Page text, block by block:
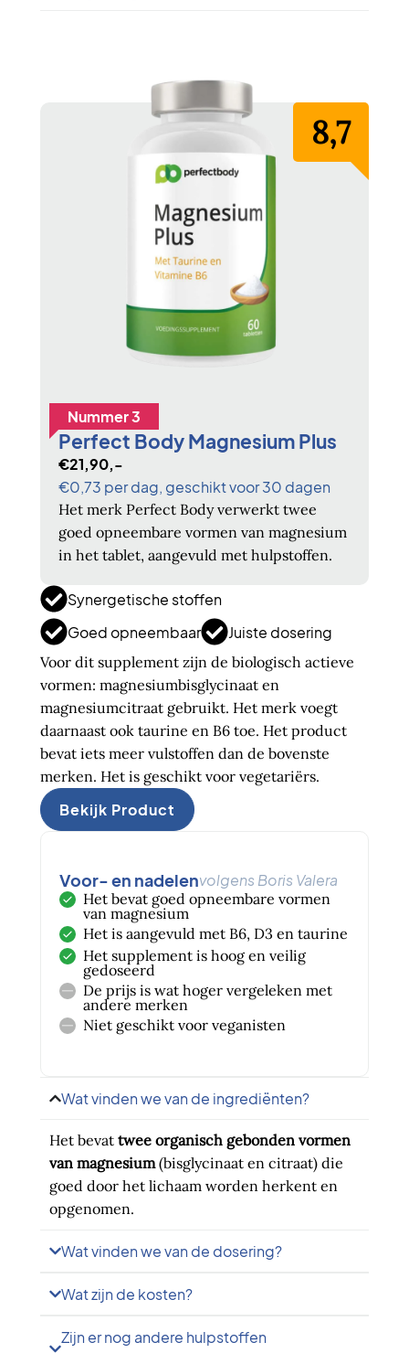
8,7
Nummer 3
Perfect Body Magnesium Plus
€21,90,-
€0,73 per dag, geschikt voor 30 dagen
Het merk Perfect Body verwerkt twee
goed opneembare vormen van magnesium
in het tablet, aangevuld met hulpstoffen.
Synergetische stoffen
Goed opneembaar
Juiste dosering
Voor dit supplement zijn de biologisch actieve
vormen: magnesiumbisglycinaat en
magnesiumcitraat gebruikt. Het merk voegt
daarnaast ook taurine en B6 toe. Het product
bevat iets meer vulstoffen dan de bovenste
merken. Het is geschikt voor vegetariërs.
Bekijk Product
Voor- en nadelenvolgens Boris Valera
Het bevat goed opneembare vormen
van magnesium
Het is aangevuld met B6, D3 en taurine
Het supplement is hoog en veilig
gedoseerd
De prijs is wat hoger vergeleken met
andere merken
Niet geschikt voor veganisten
Wat vinden we van de ingrediënten?
Het bevat twee organisch gebonden vormen
van magnesium(bisglycinaat en citraat) die
goed door het lichaam worden herkent en
opgenomen.
Wat vinden we van de dosering?
Wat zijn de kosten?
Zijn er nog andere hulpstoffen